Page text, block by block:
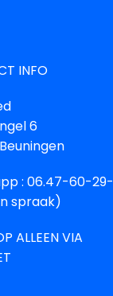
INFO
6
: 06.47-60-29-
spraak)
ALLEEN VIA